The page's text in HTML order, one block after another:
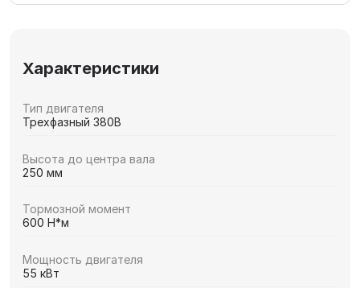
Характеристики
Тип двигателя
Трехфазный 380В
Высота до центра вала
250 мм
Тормозной момент
600 Н*м
Мощность двигателя
55 кВт